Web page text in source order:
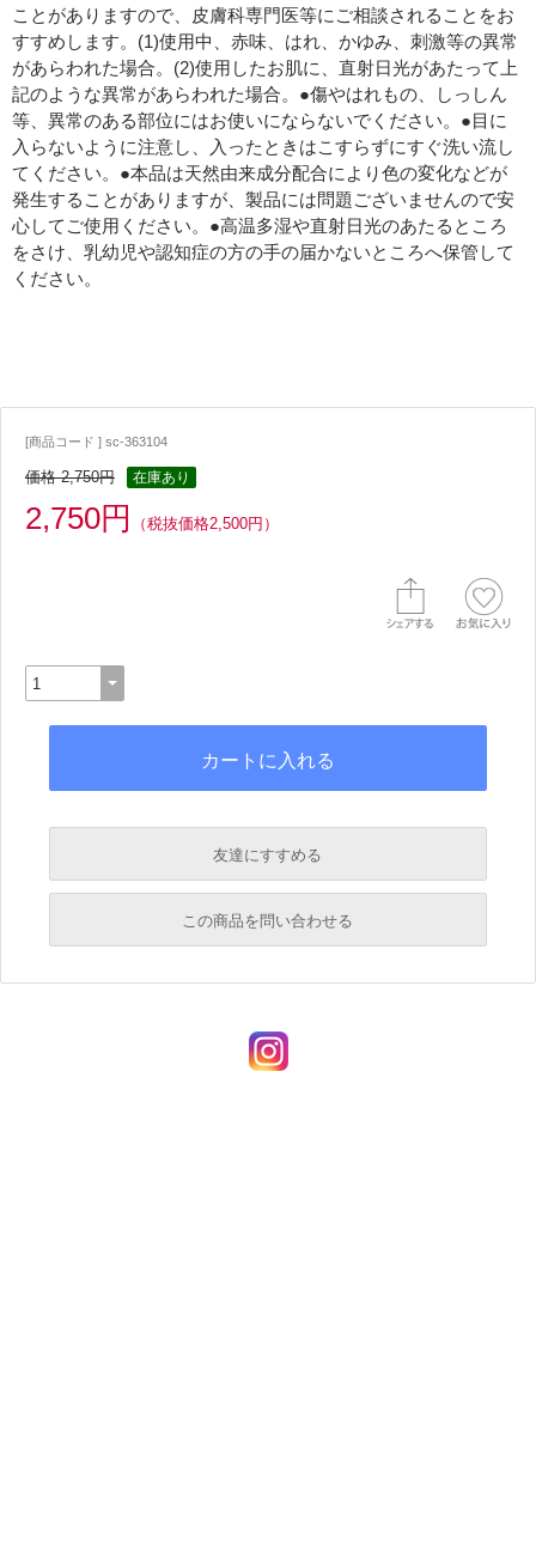
ことがありますので、皮膚科専門医等にご相談されることをお
すすめします。(1)使用中、赤味、はれ、かゆみ、刺激等の異常
があらわれた場合。(2)使用したお肌に、直射日光があたって上
記のような異常があらわれた場合。●傷やはれもの、しっしん
等、異常のある部位にはお使いにならないでください。●目に
入らないように注意し、入ったときはこすらずにすぐ洗い流し
てください。●本品は天然由来成分配合により色の変化などが
発生することがありますが、製品には問題ございませんので安
心してご使用ください。●高温多湿や直射日光のあたるところ
をさけ、乳幼児や認知症の方の手の届かないところへ保管して
ください。
[商品コード ] sc-363104
価格 2,750円 在庫あり
2,750円 （税抜価格2,500円）
友達にすすめる
必須
この商品を問い合わせる